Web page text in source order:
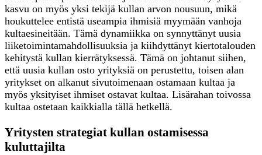
kasvu on myös yksi tekijä kullan arvon nousuun, mikä
houkuttelee entistä useampia ihmisiä myymään vanhoja
kultaesineitään. Tämä dynamiikka on synnyttänyt uusia
liiketoimintamahdollisuuksia ja kiihdyttänyt kiertotalouden
kehitystä kullan kierrätyksessä. Tämä on johtanut siihen,
että uusia kullan osto yrityksiä on perustettu, toisen alan
yritykset on alkanut sivutoimenaan ostamaan kultaa ja
myös yksityiset ihmiset ostavat kultaa. Lisärahan toivossa
kultaa ostetaan kaikkialla tällä hetkellä.
Yritysten strategiat kullan ostamisessa
kuluttajilta